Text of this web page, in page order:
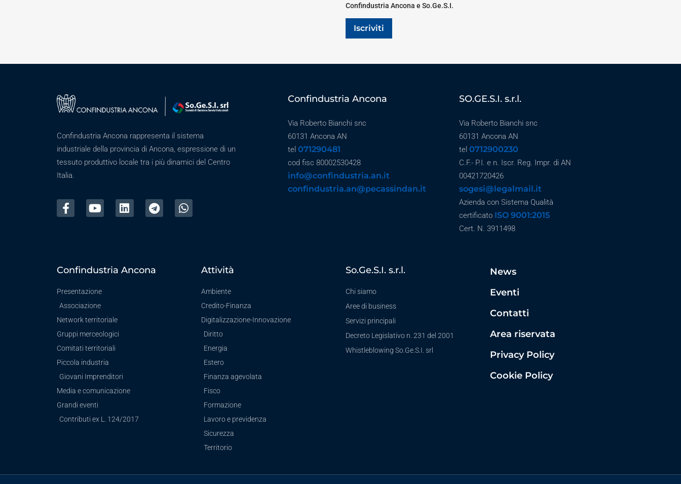
Confindustria Ancona e So.Ge.S.I.
Iscriviti
Confindustria Ancona rappresenta il sistema
industriale della provincia di Ancona, espressione di un
tessuto produttivo locale tra i più dinamici del Centro
Italia.
Confindustria Ancona
Via Roberto Bianchi snc
60131 Ancona AN
tel 071290481
cod fisc 80002530428
info@confindustria.an.it
confindustria.an@pecassindan.it
SO.GE.S.I. s.r.l.
Via Roberto Bianchi snc
60131 Ancona AN
tel 0712900230
C.F.- P.I. e n. Iscr. Reg. Impr. di AN
00421720426
sogesi@legalmail.it
Azienda con Sistema Qualità
certificato ISO 9001:2015
Cert. N. 3911498
Confindustria Ancona
Presentazione
Associazione
Network territoriale
Gruppi merceologici
Comitati territoriali
Piccola industria
Giovani Imprenditori
Media e comunicazione
Grandi eventi
Contributi ex L. 124/2017
Attività
Ambiente
Credito-Finanza
Digitalizzazione-Innovazione
Diritto
Energia
Estero
Finanza agevolata
Fisco
Formazione
Lavoro e previdenza
Sicurezza
Territorio
So.Ge.S.I. s.r.l.
Chi siamo
Aree di business
Servizi principali
Decreto Legislativo n. 231 del 2001
Whistleblowing So.Ge.S.I. srl
News
Eventi
Contatti
Area riservata
Privacy Policy
Cookie Policy